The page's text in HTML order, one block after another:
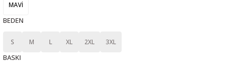
MAVİ
BEDEN
S M L XL 2XL 3XL
BASKI